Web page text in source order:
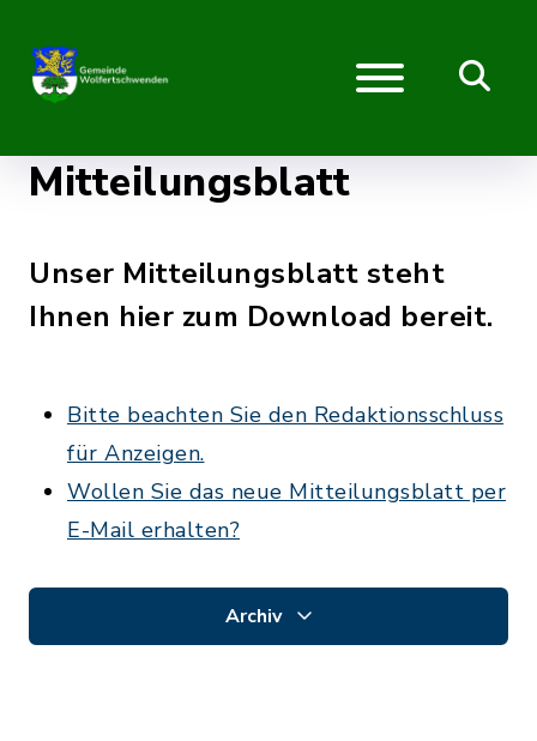
Mitteilungsblatt
Unser Mitteilungsblatt steht
Ihnen hier zum Download bereit.
Bitte beachten Sie den Redaktionsschluss
für Anzeigen.
Wollen Sie das neue Mitteilungsblatt per
E-Mail erhalten?
Archiv